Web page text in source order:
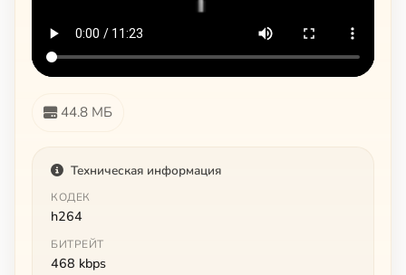
44.8 МБ
Техническая информация
КОДЕК
h264
БИТРЕЙТ
468 kbps